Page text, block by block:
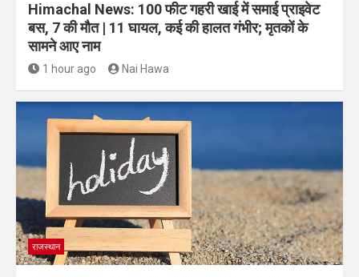
Himachal News: 100 फीट गहरी खाई में समाई प्राइवेट
बस, 7 की मौत | 11 घायल, कई की हालत गंभीर; मृतकों के
सामने आए नाम
1 hour ago Nai Hawa
राजस्थान